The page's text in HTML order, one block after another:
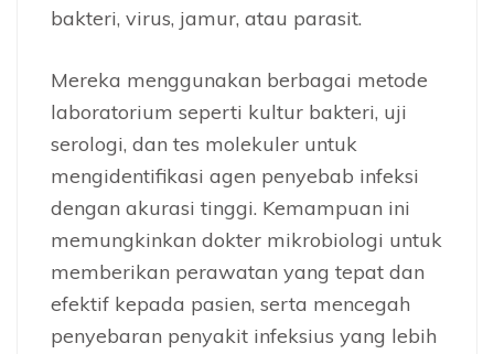
bakteri, virus, jamur, atau parasit.
Mereka menggunakan berbagai metode
laboratorium seperti kultur bakteri, uji
serologi, dan tes molekuler untuk
mengidentifikasi agen penyebab infeksi
dengan akurasi tinggi. Kemampuan ini
memungkinkan dokter mikrobiologi untuk
memberikan perawatan yang tepat dan
efektif kepada pasien, serta mencegah
penyebaran penyakit infeksius yang lebih